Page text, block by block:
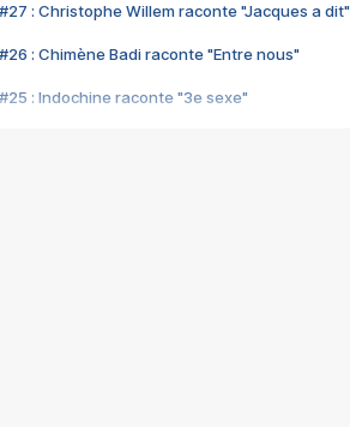
#27 : Christophe Willem raconte "Jacques a dit"
#26 : Chimène Badi raconte "Entre nous"
#25 : Indochine raconte "3e sexe"